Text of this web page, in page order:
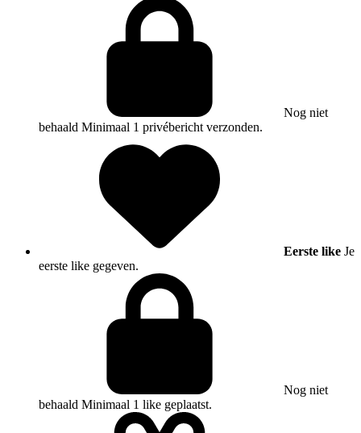
Nog niet
behaald Minimaal 1 privébericht verzonden.
Eerste like Je
eerste like gegeven.
Nog niet
behaald Minimaal 1 like geplaatst.